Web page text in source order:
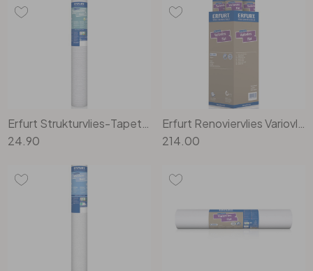
Erfurt Strukturvlies-Tapete Basic 402
24.90
Erfurt Renoviervlies Variovlies Flat 150 g/m² 25x0.75 m Karton (4 Rollen)
214.00